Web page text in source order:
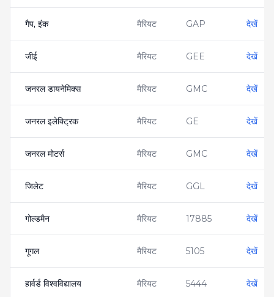
गैप, इंक मैरियट GAP देखें
जीई मैरियट GEE देखें
जनरल डायनेमिक्स मैरियट GMC देखें
जनरल इलेक्ट्रिक मैरियट GE देखें
जनरल मोटर्स मैरियट GMC देखें
जिलेट मैरियट GGL देखें
गोल्डमैन मैरियट 17885 देखें
गूगल मैरियट 5105 देखें
हार्वर्ड विश्वविद्यालय मैरियट 5444 देखें